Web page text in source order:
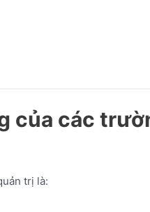
của các
trị là: